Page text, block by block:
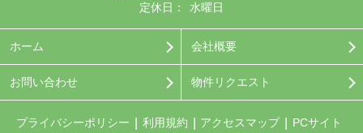
定休日：
水曜日
ホーム 会社概要
お問い合わせ 物件リクエスト
プライバシーポリシー 利用規約 アクセスマップ
PCサイト